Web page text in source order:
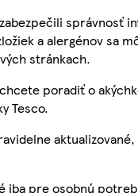
správnosť
a alergénov sa
stránkach.
poradiť o
Tesco.
iba pre osobnú